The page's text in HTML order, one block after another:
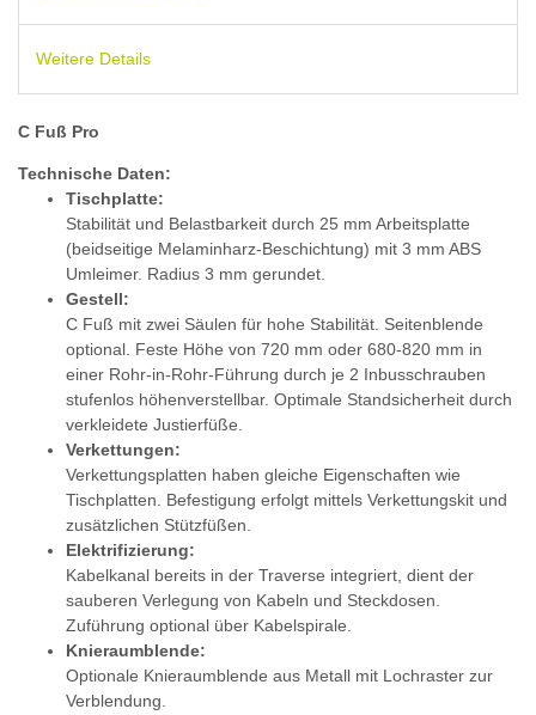
Weitere Details
C Fuß Pro
Technische Daten:
Tischplatte:
Stabilität und Belastbarkeit durch 25 mm Arbeitsplatte
(beidseitige Melaminharz-Beschichtung) mit 3 mm ABS
Umleimer. Radius 3 mm gerundet.
Gestell:
C Fuß mit zwei Säulen für hohe Stabilität. Seitenblende
optional. Feste Höhe von 720 mm oder 680-820 mm in
einer Rohr-in-Rohr-Führung durch je 2 Inbusschrauben
stufenlos höhenverstellbar. Optimale Standsicherheit durch
verkleidete Justierfüße.
Verkettungen:
Verkettungsplatten haben gleiche Eigenschaften wie
Tischplatten. Befestigung erfolgt mittels Verkettungskit und
zusätzlichen Stützfüßen.
Elektrifizierung:
Kabelkanal bereits in der Traverse integriert, dient der
sauberen Verlegung von Kabeln und Steckdosen.
Zuführung optional über Kabelspirale.
Knieraumblende:
Optionale Knieraumblende aus Metall mit Lochraster zur
Verblendung.